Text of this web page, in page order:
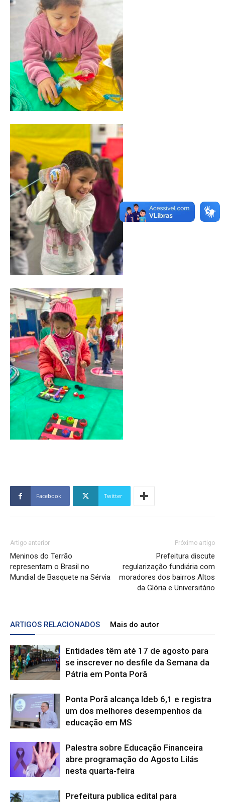
Facebook Twitter
Artigo anterior
Meninos do Terrão
representam o Brasil no
Mundial de Basquete na Sérvia
Próximo artigo
Prefeitura discute
regularização fundiária com
moradores dos bairros Altos
da Glória e Universitário
ARTIGOS RELACIONADOS Mais do autor
Entidades têm até 17 de agosto para
se inscrever no desfile da Semana da
Pátria em Ponta Porã
Ponta Porã alcança Ideb 6,1 e registra
um dos melhores desempenhos da
educação em MS
Palestra sobre Educação Financeira
abre programação do Agosto Lilás
nesta quarta-feira
Prefeitura publica edital para